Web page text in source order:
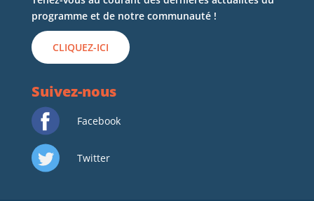
programme et de notre communauté !
CLIQUEZ-ICI
Suivez-nous
Facebook
Twitter